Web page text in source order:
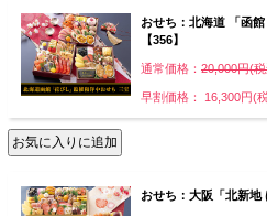
おせち：北海道 「函
【356】
通常価格： 20,000円(
早割価格： 16,300円(
おせち：大阪「北新地